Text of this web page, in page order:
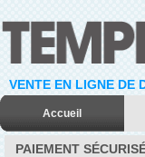
VENTE EN LIGNE DE
Accueil
PAIEMENT